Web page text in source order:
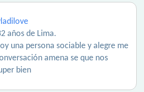
años de Lima.
una persona sociable y alegre me
amena se que nos
bien